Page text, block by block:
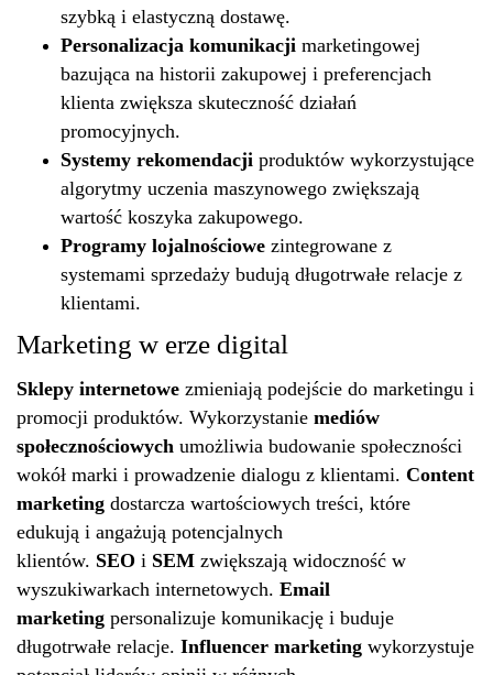
szybką i elastyczną dostawę.
Personalizacja komunikacji marketingowej
bazująca na historii zakupowej i preferencjach
klienta zwiększa skuteczność działań
promocyjnych.
Systemy rekomendacji produktów wykorzystujące
algorytmy uczenia maszynowego zwiększają
wartość koszyka zakupowego.
Programy lojalnościowe zintegrowane z
systemami sprzedaży budują długotrwałe relacje z
klientami.
Marketing w erze digital
Sklepy internetowe zmieniają podejście do marketingu i
promocji produktów. Wykorzystanie mediów
społecznościowych umożliwia budowanie społeczności
wokół marki i prowadzenie dialogu z klientami. Content
marketing dostarcza wartościowych treści, które
edukują i angażują potencjalnych
klientów. SEO i SEM zwiększają widoczność w
wyszukiwarkach internetowych. Email
marketing personalizuje komunikację i buduje
długotrwałe relacje. Influencer marketing wykorzystuje